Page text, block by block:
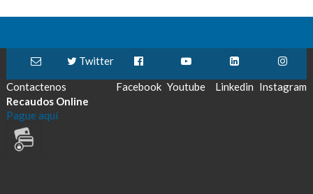
Contactenos
Twitter
Facebook Youtube Linkedin Instagram
Recaudos Online
Pague aquí